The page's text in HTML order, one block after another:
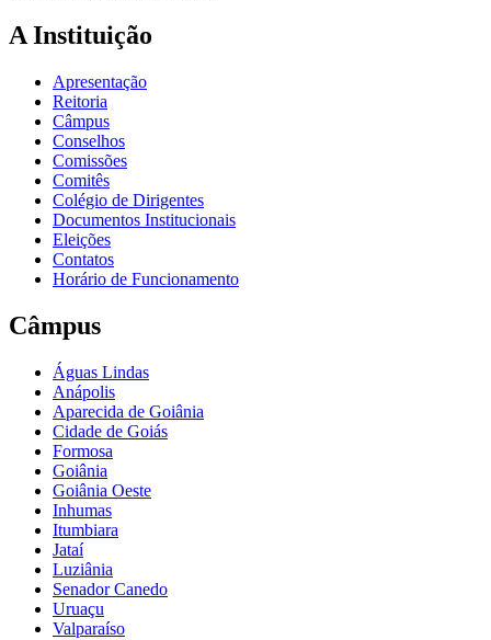
A Instituição
Apresentação
Reitoria
Câmpus
Conselhos
Comissões
Comitês
Colégio de Dirigentes
Documentos Institucionais
Eleições
Contatos
Horário de Funcionamento
Câmpus
Águas Lindas
Anápolis
Aparecida de Goiânia
Cidade de Goiás
Formosa
Goiânia
Goiânia Oeste
Inhumas
Itumbiara
Jataí
Luziânia
Senador Canedo
Uruaçu
Valparaíso